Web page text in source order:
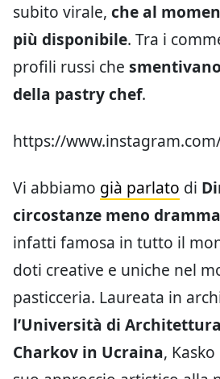
subito virale, che al
più disponibile. Tra i
profili russi che
della pastry chef.
https://
Vi abbiamo già parlato di
circostanze meno
infatti famosa in tutto il
doti creative e uniche nel
pasticceria. Laureata in
l’Università di
Charkov in Ucraina,